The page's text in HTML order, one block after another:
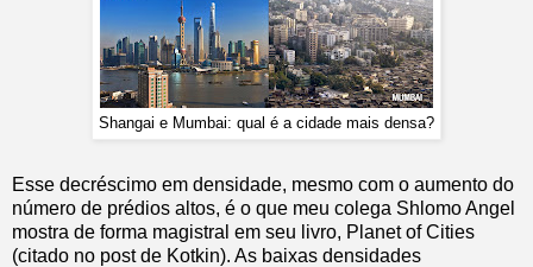
Shangai e Mumbai: qual é a cidade mais densa?
Esse decréscimo em densidade, mesmo com o aumento do
número de prédios altos, é o que meu colega Shlomo Angel
mostra de forma magistral em seu livro, Planet of Cities
(citado no post de Kotkin). As baixas densidades